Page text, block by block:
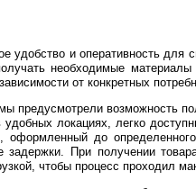
и оперативность для
необходимые
от конкретных
предусмотрели возможность
локациях, легко
до
При получении
чтобы процесс проходил